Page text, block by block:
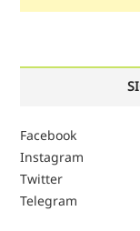
Facebook
Instagram
Twitter
Telegram